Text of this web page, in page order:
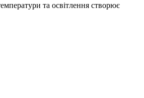
та освітлення створює